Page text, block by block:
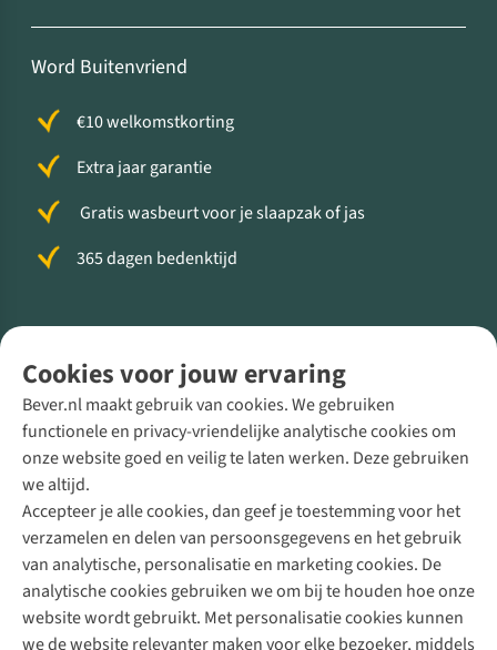
Cookies voor jouw ervaring
Bever.nl maakt gebruik van cookies. We gebruiken
functionele en privacy-vriendelijke analytische cookies om
onze website goed en veilig te laten werken. Deze gebruiken
we altijd.
Accepteer je alle cookies, dan geef je toestemming voor het
verzamelen en delen van persoonsgegevens en het gebruik
van analytische, personalisatie en marketing cookies. De
analytische cookies gebruiken we om bij te houden hoe onze
website wordt gebruikt. Met personalisatie cookies kunnen
we de website relevanter maken voor elke bezoeker, middels
Word Buitenvriend
€10 welkomstkorting
Extra jaar garantie
Gratis wasbeurt voor je slaapzak of jas
365 dagen bedenktijd
Direct advies van een Buitenexpert
+31 (0)85 888 50 88
+31 6 12 28 49 80
Contactformulier